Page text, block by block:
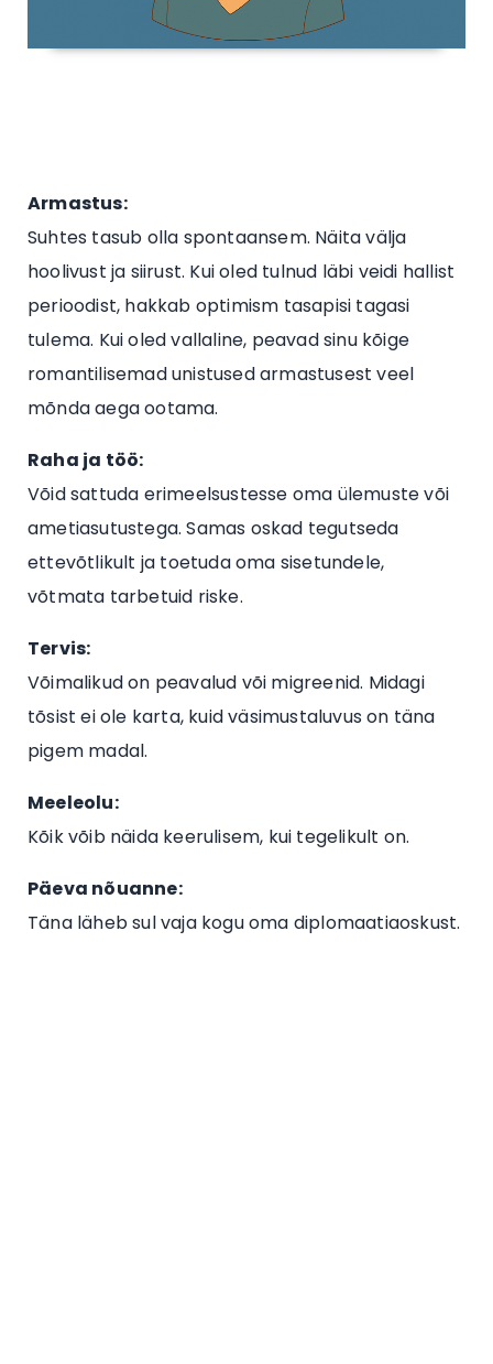
Armastus:
Suhtes tasub olla spontaansem. Näita välja
hoolivust ja siirust. Kui oled tulnud läbi veidi hallist
perioodist, hakkab optimism tasapisi tagasi
tulema. Kui oled vallaline, peavad sinu kõige
romantilisemad unistused armastusest veel
mõnda aega ootama.
Raha ja töö:
Võid sattuda erimeelsustesse oma ülemuste või
ametiasutustega. Samas oskad tegutseda
ettevõtlikult ja toetuda oma sisetundele,
võtmata tarbetuid riske.
Tervis:
Võimalikud on peavalud või migreenid. Midagi
tõsist ei ole karta, kuid väsimustaluvus on täna
pigem madal.
Meeleolu:
Kõik võib näida keerulisem, kui tegelikult on.
Päeva nõuanne:
Täna läheb sul vaja kogu oma diplomaatiaoskust.